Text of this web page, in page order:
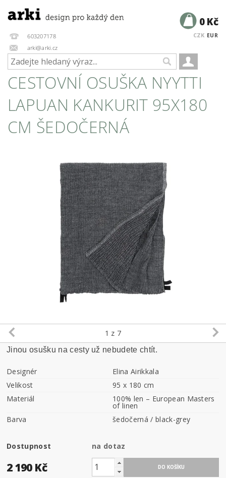
603207178
arki@arki.cz
CZK EUR
0 Kč
CESTOVNÍ OSUŠKA NYYTTI
LAPUAN KANKURIT 95X180
CM ŠEDOČERNÁ
1 z 7
Jinou osušku na cesty už nebudete chtít.
Designér
Elina Airikkala
Velikost
95 x 180 cm
Materiál
100% len – European Masters
of linen
Barva
šedočerná / black-grey
Dostupnost na dotaz
2 190 Kč